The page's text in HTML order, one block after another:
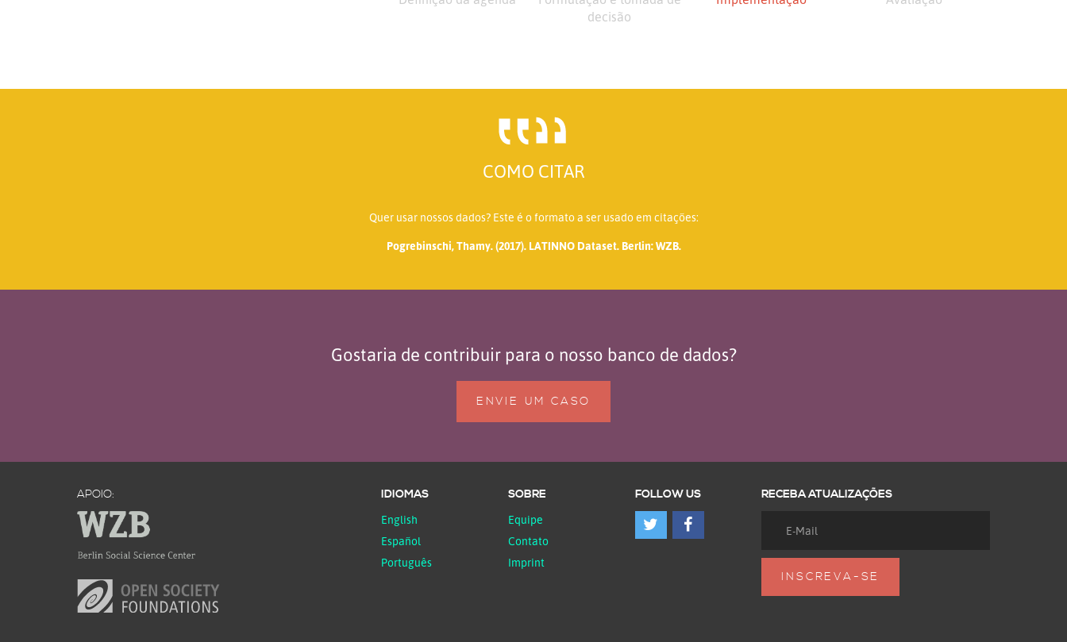
decisão
COMO CITAR
Quer usar nossos dados? Este é o formato a ser usado em citações:
Pogrebinschi, Thamy. (2017). LATINNO Dataset. Berlin: WZB.
Gostaria de contribuir para o nosso banco de dados?
ENVIE UM CASO
APOIO: IDIOMAS
English
Español
Português
SOBRE
Equipe
Contato
Imprint
FOLLOW US RECEBA ATUALIZAÇÕES